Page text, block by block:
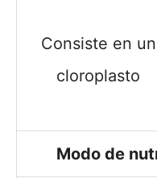
Consiste en un
cloroplasto
Modo de